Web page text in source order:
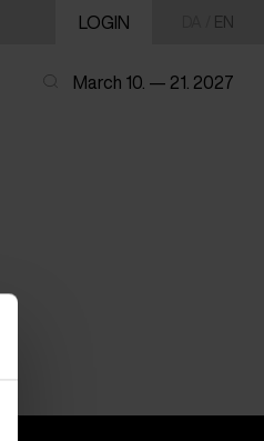
LOGIN EN
March 10. — 21. 2027